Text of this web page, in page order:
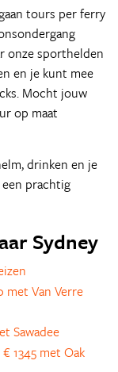
tours per ferry
onze sporthelden
en je kunt mee
Mocht jouw
op maat
drinken en je
prachtig
Sydney
met Van Verre
Sawadee
€ 1345 met Oak